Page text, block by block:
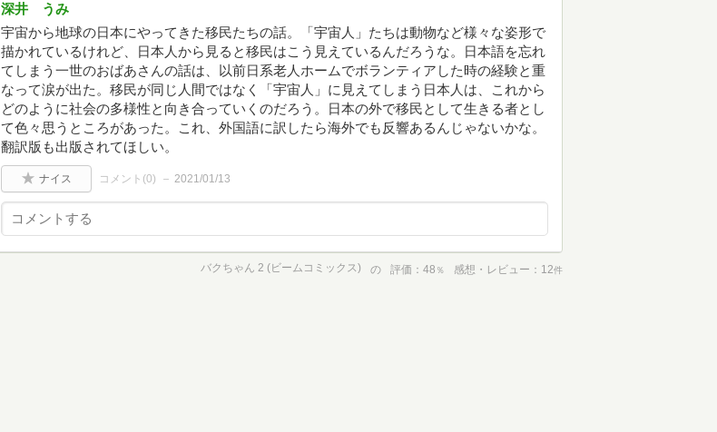
深井 うみ
宇宙から地球の日本にやってきた移民たちの話。「宇宙人」たちは動物など様々な姿形で
描かれているけれど、日本人から見ると移民はこう見えているんだろうな。日本語を忘れ
てしまう一世のおばあさんの話は、以前日系老人ホームでボランティアした時の経験と重
なって涙が出た。移民が同じ人間ではなく「宇宙人」に見えてしまう日本人は、これから
どのように社会の多様性と向き合っていくのだろう。日本の外で移民として生きる者とし
て色々思うところがあった。これ、外国語に訳したら海外でも反響あるんじゃないかな。
翻訳版も出版されてほしい。
ナイス コメント(0) 2021/01/13
バクちゃん 2 (ビームコミックス) の 評価 48 ％ 感想・レビュー 12件